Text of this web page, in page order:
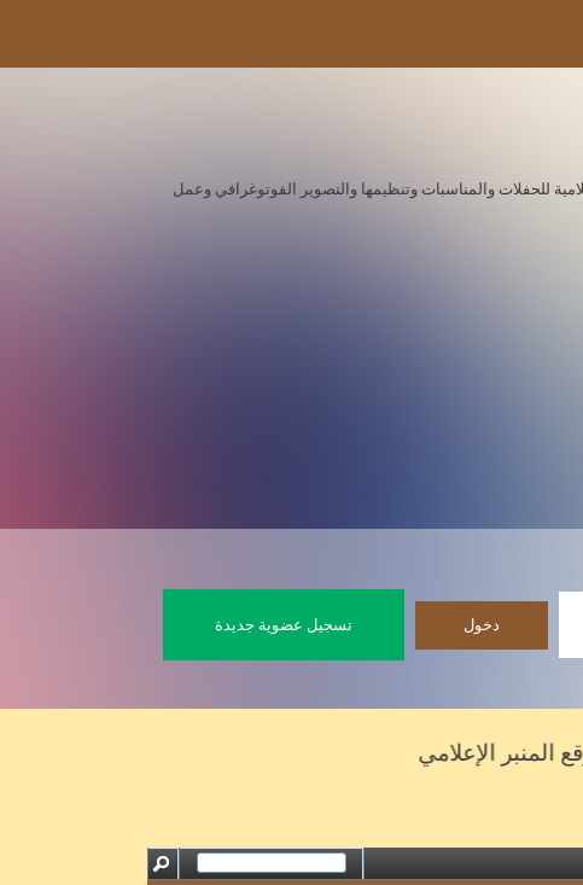
للحفلات والمناسبات وتنظيمها والتصوير الفوتوغرافي وعمل
تسجيل عضوية جديدة
الإعلامي